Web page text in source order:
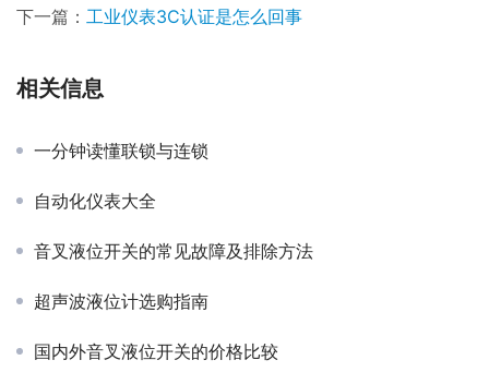
下一篇： 工业仪表3C认证是怎么回事
相关信息
一分钟读懂联锁与连锁
自动化仪表大全
音叉液位开关的常见故障及排除方法
超声波液位计选购指南
国内外音叉液位开关的价格比较